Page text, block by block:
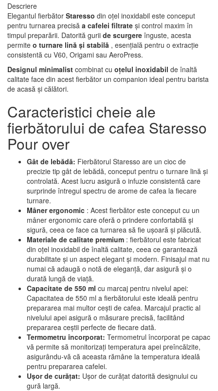
Descriere
Elegantul fierbător Staresso din oțel inoxidabil este conceput
pentru turnarea precisă a cafelei filtrate și control maxim în
timpul preparării. Datorită gurii de scurgere înguste, acesta
permite o turnare lină și stabilă , esențială pentru o extracție
consistentă cu V60, Origami sau AeroPress.
Designul minimalist combinat cu oțelul inoxidabil de înaltă
calitate face din acest fierbător un companion ideal pentru barista
de acasă și călători.
Caracteristici cheie ale
fierbătorului de cafea Staresso
Pour over
Gât de lebădă: Fierbătorul Staresso are un cioc de
precizie tip gât de lebădă, conceput pentru o turnare lină și
controlată. Acest lucru asigură o infuzie consistentă care
surprinde întregul spectru de arome de cafea la fiecare
turnare.
Mâner ergonomic : Acest fierbător este conceput cu un
mâner ergonomic care oferă o prindere confortabilă și
sigură, ceea ce face ca turnarea să fie ușoară și plăcută.
Materiale de calitate premium : fierbătorul este fabricat
din oțel inoxidabil de înaltă calitate, ceea ce garantează
durabilitate și un aspect elegant și modern. Finisajul mat nu
numai că adaugă o notă de eleganță, dar asigură și o
durată lungă de viață.
Capacitate de 550 ml cu marcaj pentru nivelul apei:
Capacitatea de 550 ml a fierbătorului este ideală pentru
prepararea mai multor cești de cafea. Marcajul practic al
nivelului apei asigură o măsurare precisă, facilitând
prepararea ceștii perfecte de fiecare dată.
Termometru încorporat: Termometrul încorporat pe capac
vă permite să monitorizați temperatura apei preîncălzite,
asigurându-vă că aceasta rămâne la temperatura ideală
pentru prepararea cafelei.
Ușor de curățat: Ușor de curățat datorită designului cu
gură largă.